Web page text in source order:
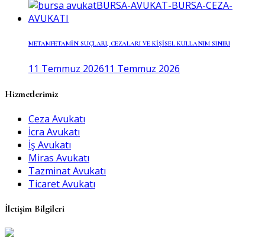
METAMFETAMİN SUÇLARI, CEZALARI VE KİŞİSEL KULLANIM SINIRI
11 Temmuz 202611 Temmuz 2026
Hizmetlerimiz
Ceza Avukatı
İcra Avukatı
İş Avukatı
Miras Avukatı
Tazminat Avukatı
Ticaret Avukatı
İletişim Bilgileri